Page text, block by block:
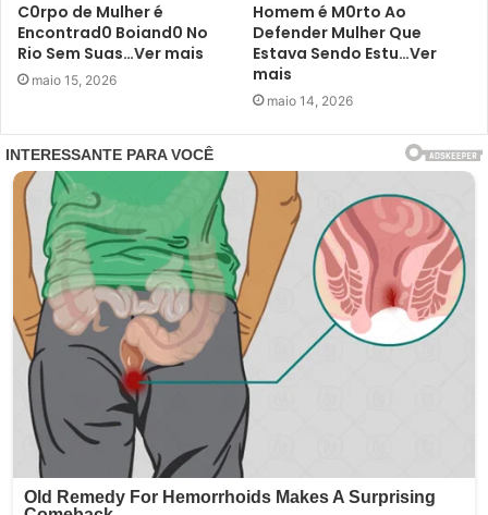
C0rpo de Mulher é
Encontrad0 Boiand0 No
Rio Sem Suas…Ver mais
maio 15, 2026
Homem é M0rto Ao
Defender Mulher Que
Estava Sendo Estu…Ver
mais
maio 14, 2026